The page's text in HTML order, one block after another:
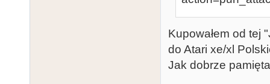
Kupowałem od tej
do Atari xe/xl
Jak dobrze